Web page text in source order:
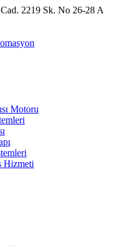
2219 Sk. No 26-28 A
Motoru
Hizmeti